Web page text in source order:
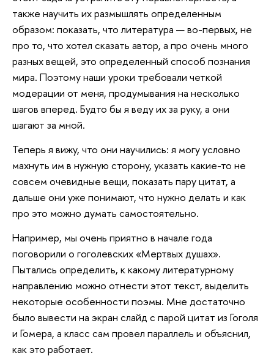
также научить их размышлять определенным
образом: показать, что литература — во-первых, не
про то, что хотел сказать автор, а про очень много
разных вещей, это определенный способ познания
мира. Поэтому наши уроки требовали четкой
модерации от меня, продумывания на несколько
шагов вперед. Будто бы я веду их за руку, а они
шагают за мной.
Теперь я вижу, что они научились: я могу условно
махнуть им в нужную сторону, указать какие-то не
совсем очевидные вещи, показать пару цитат, а
дальше они уже понимают, что нужно делать и как
про это можно думать самостоятельно.
Например, мы очень приятно в начале года
поговорили о гоголевских «Мертвых душах».
Пытались определить, к какому литературному
направлению можно отнести этот текст, выделить
некоторые особенности поэмы. Мне достаточно
было вывести на экран слайд с парой цитат из Гоголя
и Гомера, а класс сам провел параллель и объяснил,
как это работает.